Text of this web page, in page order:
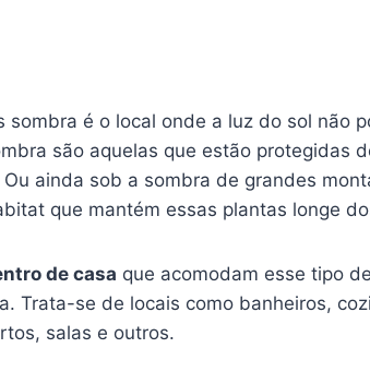
sombra é o local onde a luz do sol não
são aquelas que estão protegidas
ainda sob a sombra de grandes
que mantém essas plantas longe
de casa que acomodam esse tipo
Trata-se de locais como banheiros,
salas e outros.